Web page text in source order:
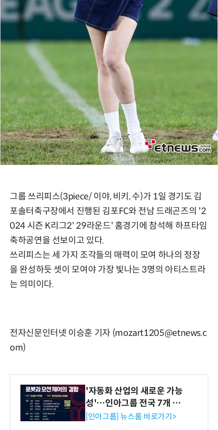
그룹 쓰리피스(3piece/ 이야, 비키, 수)가 1일 경기도 김
포솔터축구장에서 진행된 김포FC와 전남 드래곤즈의 '2
024 시즌 K리그2' 29라운드' 홈경기에 참석해 하프타임
축하공연을 선보이고 있다.
쓰리피스는 세 가지 조각들의 매력이 모여 하나의 정장
을 완성하듯 셋이 모여야 가장 빛나는 3명의 아티스트라
는 의미이다.
전자신문인터넷 이승훈 기자 (mozart1205@etnews.c
om)
'자동화 산업의 새로운 가능
성'…인아그룹 전국 7개 도
시 세미나 페어 개최
[인아그룹] 뉴스룸 바로가기>